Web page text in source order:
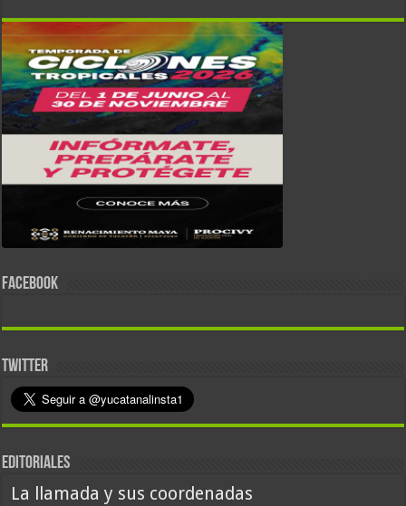
FACEBOOK
TWITTER
EDITORIALES
La llamada y sus coordenadas